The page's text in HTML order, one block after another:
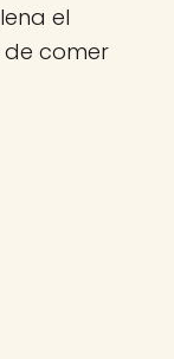
el
de comer